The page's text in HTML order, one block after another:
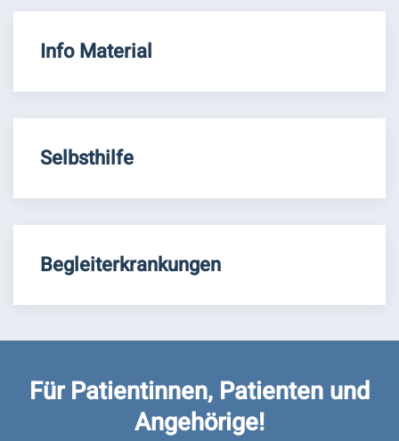
Info Material
Selbsthilfe
Begleiterkrankungen
Für Patientinnen, Patienten und
Angehörige!